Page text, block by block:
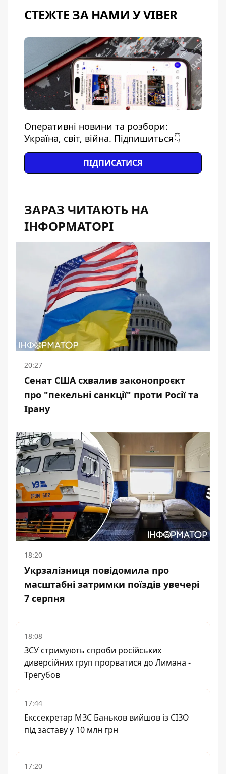
СТЕЖТЕ ЗА НАМИ У VIBER
Оперативні новини та розбори:
Україна, світ, війна. Підпишиться👇
ПІДПИСАТИСЯ
ЗАРАЗ ЧИТАЮТЬ НА
ІНФОРМАТОРІ
20:27
Сенат США схвалив законопроєкт
про "пекельні санкції" проти Росії та
Ірану
18:20
Укрзалізниця повідомила про
масштабні затримки поїздів увечері
7 серпня
18:08
ЗСУ стримують спроби російських
диверсійних груп прорватися до Лимана -
Трегубов
17:44
Екссекретар МЗС Баньков вийшов із СІЗО
під заставу у 10 млн грн
17:20